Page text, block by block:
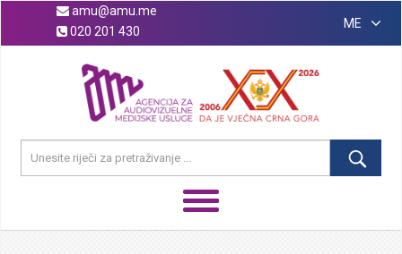
amu@amu.me
020 201 430
ME